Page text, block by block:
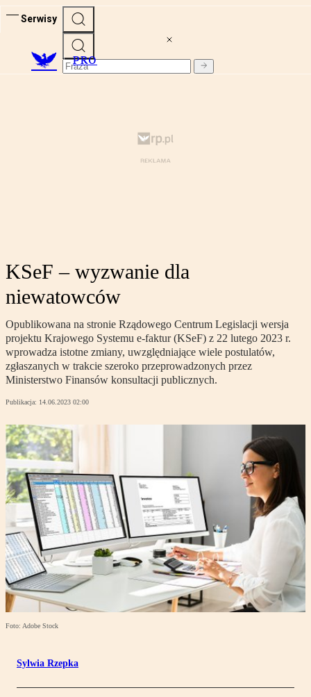
Serwisy
PRO
KSeF – wyzwanie dla
niewatowców
Opublikowana na stronie Rządowego Centrum Legislacji wersja
projektu Krajowego Systemu e-faktur (KSeF) z 22 lutego 2023 r.
wprowadza istotne zmiany, uwzględniające wiele postulatów,
zgłaszanych w trakcie szeroko przeprowadzonych przez
Ministerstwo Finansów konsultacji publicznych.
Publikacja: 14.06.2023 02:00
Foto: Adobe Stock
Sylwia Rzepka